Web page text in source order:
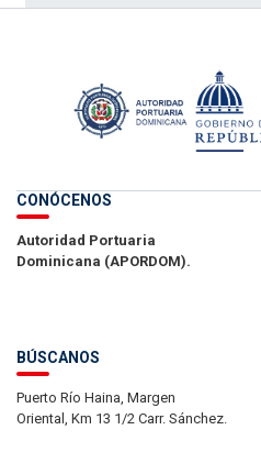
CONÓCENOS
Autoridad Portuaria
Dominicana (APORDOM).
BÚSCANOS
Puerto Río Haina, Margen
Oriental, Km 13 1/2 Carr. Sánchez.